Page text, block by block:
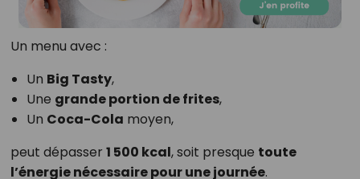
Un menu avec :
Un Big Tasty,
Une grande portion de frites,
Un Coca-Cola moyen,
peut dépasser 1 500 kcal, soit presque toute
l’énergie nécessaire pour une journée.